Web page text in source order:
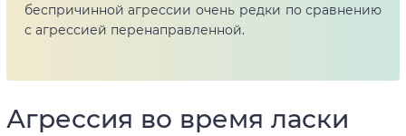
беспричинной агрессии очень редки по сравнению
с агрессией перенаправленной.
Агрессия во время ласки